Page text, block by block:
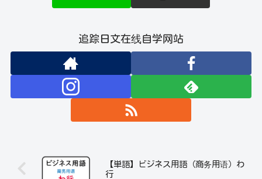
追踪日文在线自学网站
【単語】ビジネス用語（商务用语）わ
行